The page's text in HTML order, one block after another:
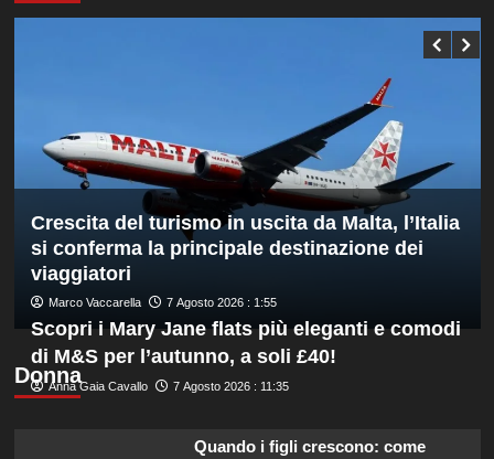
ok
di
Montreal,
sconfitto
in
due
set
Crescita del turismo in uscita da Malta, l’Italia
si conferma la principale destinazione dei
viaggiatori
Marco Vaccarella 7 Agosto 2026 : 1:55
Donna
Scopri i Mary Jane flats più eleganti e comodi
di M&S per l’autunno, a soli £40!
Anna Gaia Cavallo 7 Agosto 2026 : 11:35
Quando i figli crescono: come